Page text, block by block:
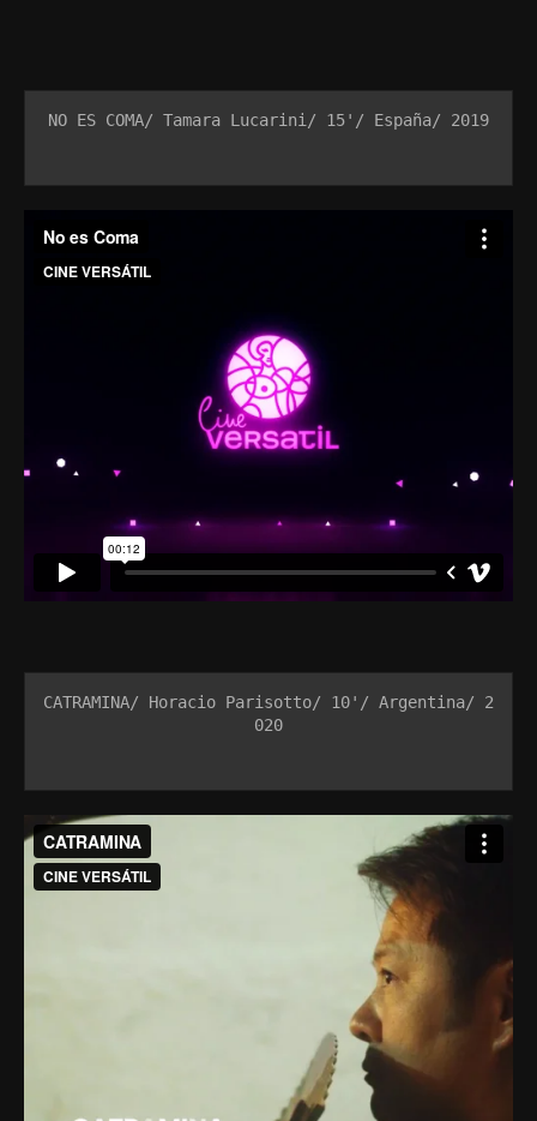
NO ES COMA/ Tamara Lucarini/ 15'/ España/ 2019
CATRAMINA/ Horacio Parisotto/ 10'/ Argentina/ 2
020